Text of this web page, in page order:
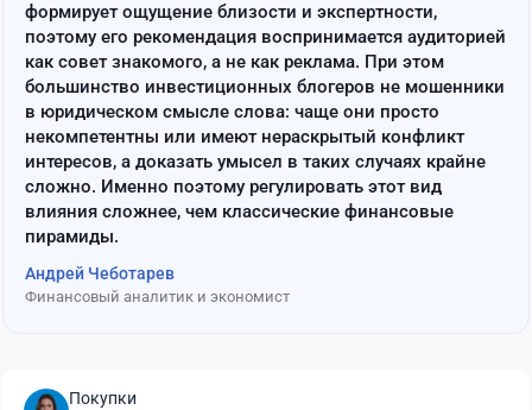
формирует ощущение близости и экспертности,
поэтому его рекомендация воспринимается аудиторией
как совет знакомого, а не как реклама. При этом
большинство инвестиционных блогеров не мошенники
в юридическом смысле слова: чаще они просто
некомпетентны или имеют нераскрытый конфликт
интересов, а доказать умысел в таких случаях крайне
сложно. Именно поэтому регулировать этот вид
влияния сложнее, чем классические финансовые
пирамиды.
Андрей Чеботарев
Финансовый аналитик и экономист
Покупки